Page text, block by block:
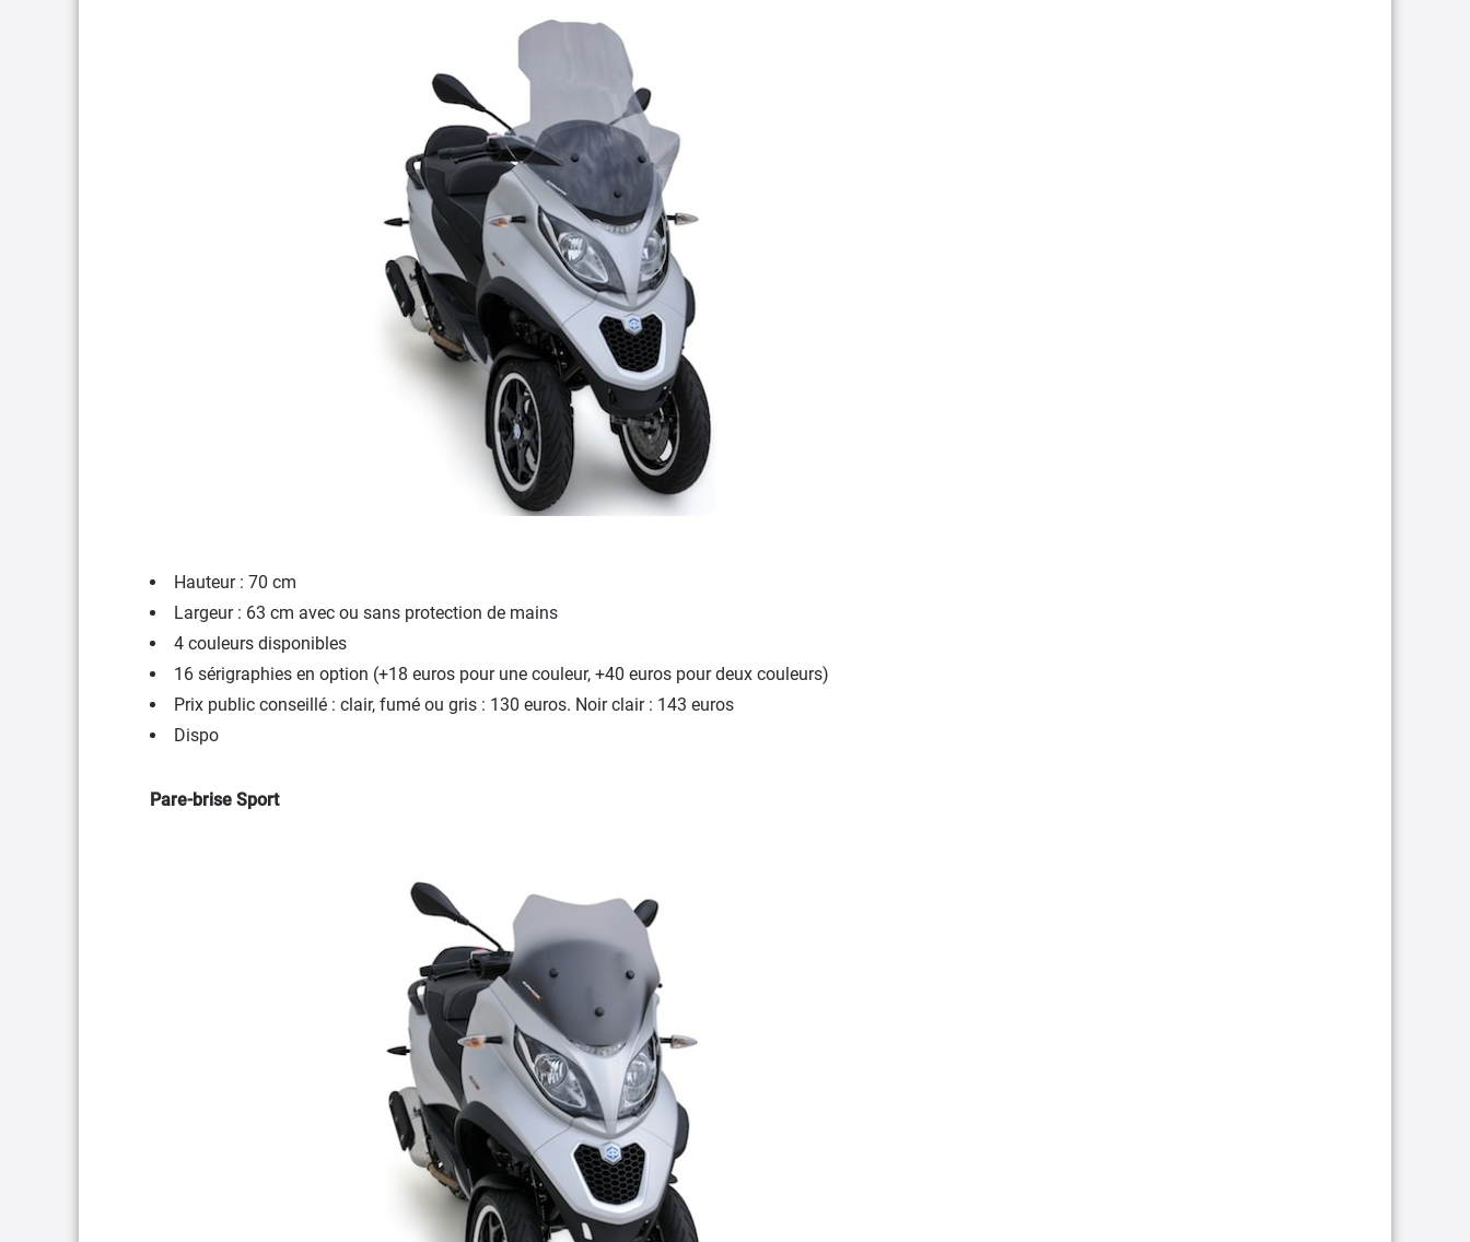
Hauteur : 70 cm
Largeur : 63 cm avec ou sans protection de mains
4 couleurs disponibles
16 sérigraphies en option (+18 euros pour une couleur, +40 euros pour deux couleurs)
Prix public conseillé : clair, fumé ou gris : 130 euros. Noir clair : 143 euros
Dispo
Pare-brise Sport